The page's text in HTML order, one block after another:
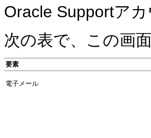
Oracle Supportア
次の表で、この画
要素
電子メール